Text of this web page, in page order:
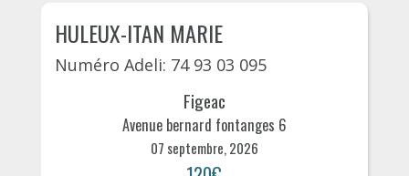
HULEUX-ITAN MARIE
Numéro Adeli: 74 93 03 095
Figeac
Avenue bernard fontanges 6
07 septembre, 2026